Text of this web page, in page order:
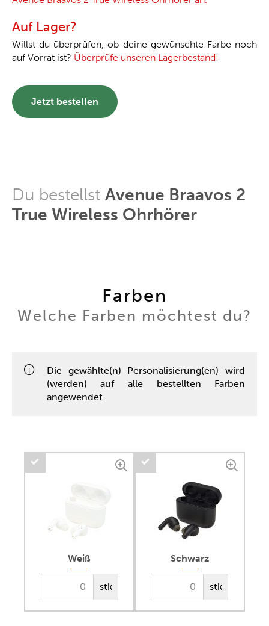
Auf Lager?
Willst du überprüfen, ob deine gewünschte Farbe noch
auf Vorrat ist? Überprüfe unseren Lagerbestand!
Jetzt bestellen
Du bestellst Avenue Braavos 2
True Wireless Ohrhörer
Farben
Welche Farben möchtest du?
Die gewählte(n) Personalisierung(en) wird
(werden) auf alle bestellten Farben
angewendet.
Weiß
stk
Schwarz
stk